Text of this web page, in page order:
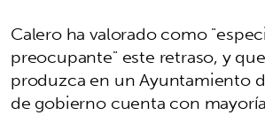
Calero ha valorado como
preocupante" este retraso, y
produzca en un Ayuntamiento
de gobierno cuenta con